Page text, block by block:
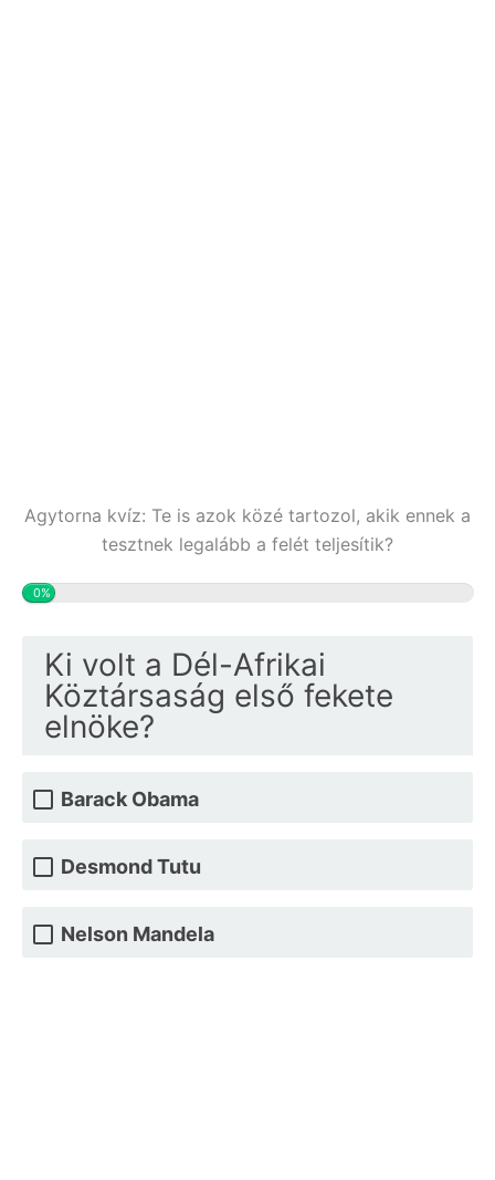
Agytorna kvíz: Te is azok közé tartozol, akik ennek a
tesztnek legalább a felét teljesítik?
0%
Ki volt a Dél-Afrikai
Köztársaság első fekete
elnöke?
Barack Obama
Desmond Tutu
Nelson Mandela